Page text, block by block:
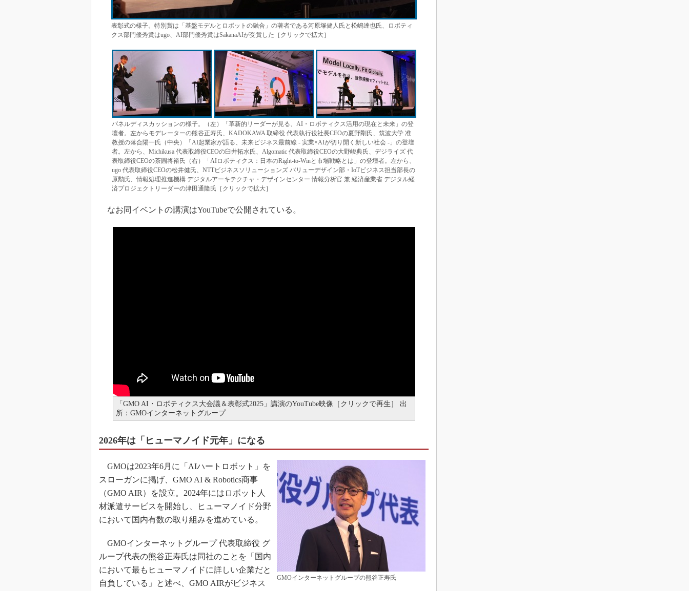
表彰式の様子。特別賞は「基盤モデルとロボットの融合」の著者である河原塚健人氏と松嶋達也氏、ロボティ
クス部門優秀賞はugo、AI部門優秀賞はSakanaAIが受賞した［クリックで拡大］
パネルディスカッションの様子。（左）「革新的リーダーが見る、AI・ロボティクス活用の現在と未来」の登
壇者。左からモデレーターの熊谷正寿氏、KADOKAWA 取締役 代表執行役社長CEOの夏野剛氏、筑波大学 准
教授の落合陽一氏（中央）「AI起業家が語る、未来ビジネス最前線 - 実業×AIが切り開く新しい社会 -」の登壇
者。左から、Michikusa 代表取締役CEOの臼井拓水氏、Algomatic 代表取締役CEOの大野峻典氏、デジライズ 代
表取締役CEOの茶圓将裕氏（右）「AIロボティクス：日本のRight-to-Winと市場戦略とは」の登壇者。左から、
ugo 代表取締役CEOの松井健氏、NTTビジネスソリューションズ バリューデザイン部・IoTビジネス担当部長の
原勲氏、情報処理推進機構 デジタルアーキテクチャ・デザインセンター 情報分析官 兼 経済産業省 デジタル経
済プロジェクトリーダーの津田通隆氏［クリックで拡大］
なお同イベントの講演はYouTubeで公開されている。
「GMO AI・ロボティクス大会議＆表彰式2025」講演のYouTube映像［クリックで再生］ 出
所：GMOインターネットグループ
2026年は「ヒューマノイド元年」になる
GMOインターネットグループの熊谷正寿氏
GMOは2023年6月に「AIハートロボット」を
スローガンに掲げ、GMO AI & Robotics商事
（GMO AIR）を設立。2024年にはロボット人
材派遣サービスを開始し、ヒューマノイド分野
において国内有数の取り組みを進めている。
GMOインターネットグループ 代表取締役 グ
ループ代表の熊谷正寿氏は同社のことを「国内
において最もヒューマノイドに詳しい企業だと
自負している」と述べ、GMO AIRがビジネス